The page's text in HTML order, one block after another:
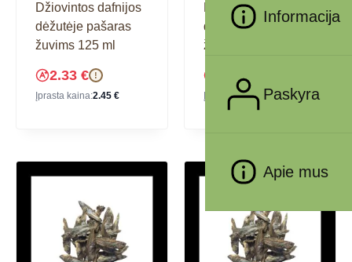
Informacija
Paskyra
Apie mus
Džiovintos dafnijos
dėžutėje pašaras
žuvims 125 ml
2.33 € !
Įprasta kaina:2.45 €
Džiovintos dafnijos
dėžutėje pašaras
žuvims 250 ml
3.63
Įprasta kaina: 3.82€